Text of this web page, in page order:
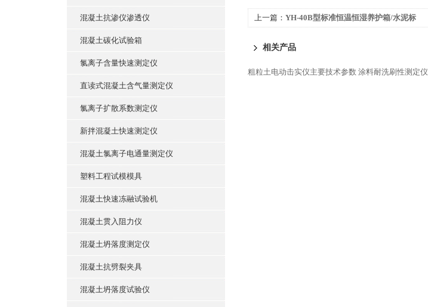
混凝土抗渗仪渗透仪
混凝土碳化试验箱
氯离子含量快速测定仪
直读式混凝土含气量测定仪
氯离子扩散系数测定仪
新拌混凝土快速测定仪
混凝土氯离子电通量测定仪
塑料工程试模模具
混凝土快速冻融试验机
混凝土贯入阻力仪
混凝土坍落度测定仪
混凝土抗劈裂夹具
混凝土坍落度试验仪
上一篇： YH-40B型标准恒温恒湿养护箱/水泥标
相关产品
粗粒土电动击实仪主要技术参数 涂料耐洗刷性测定仪